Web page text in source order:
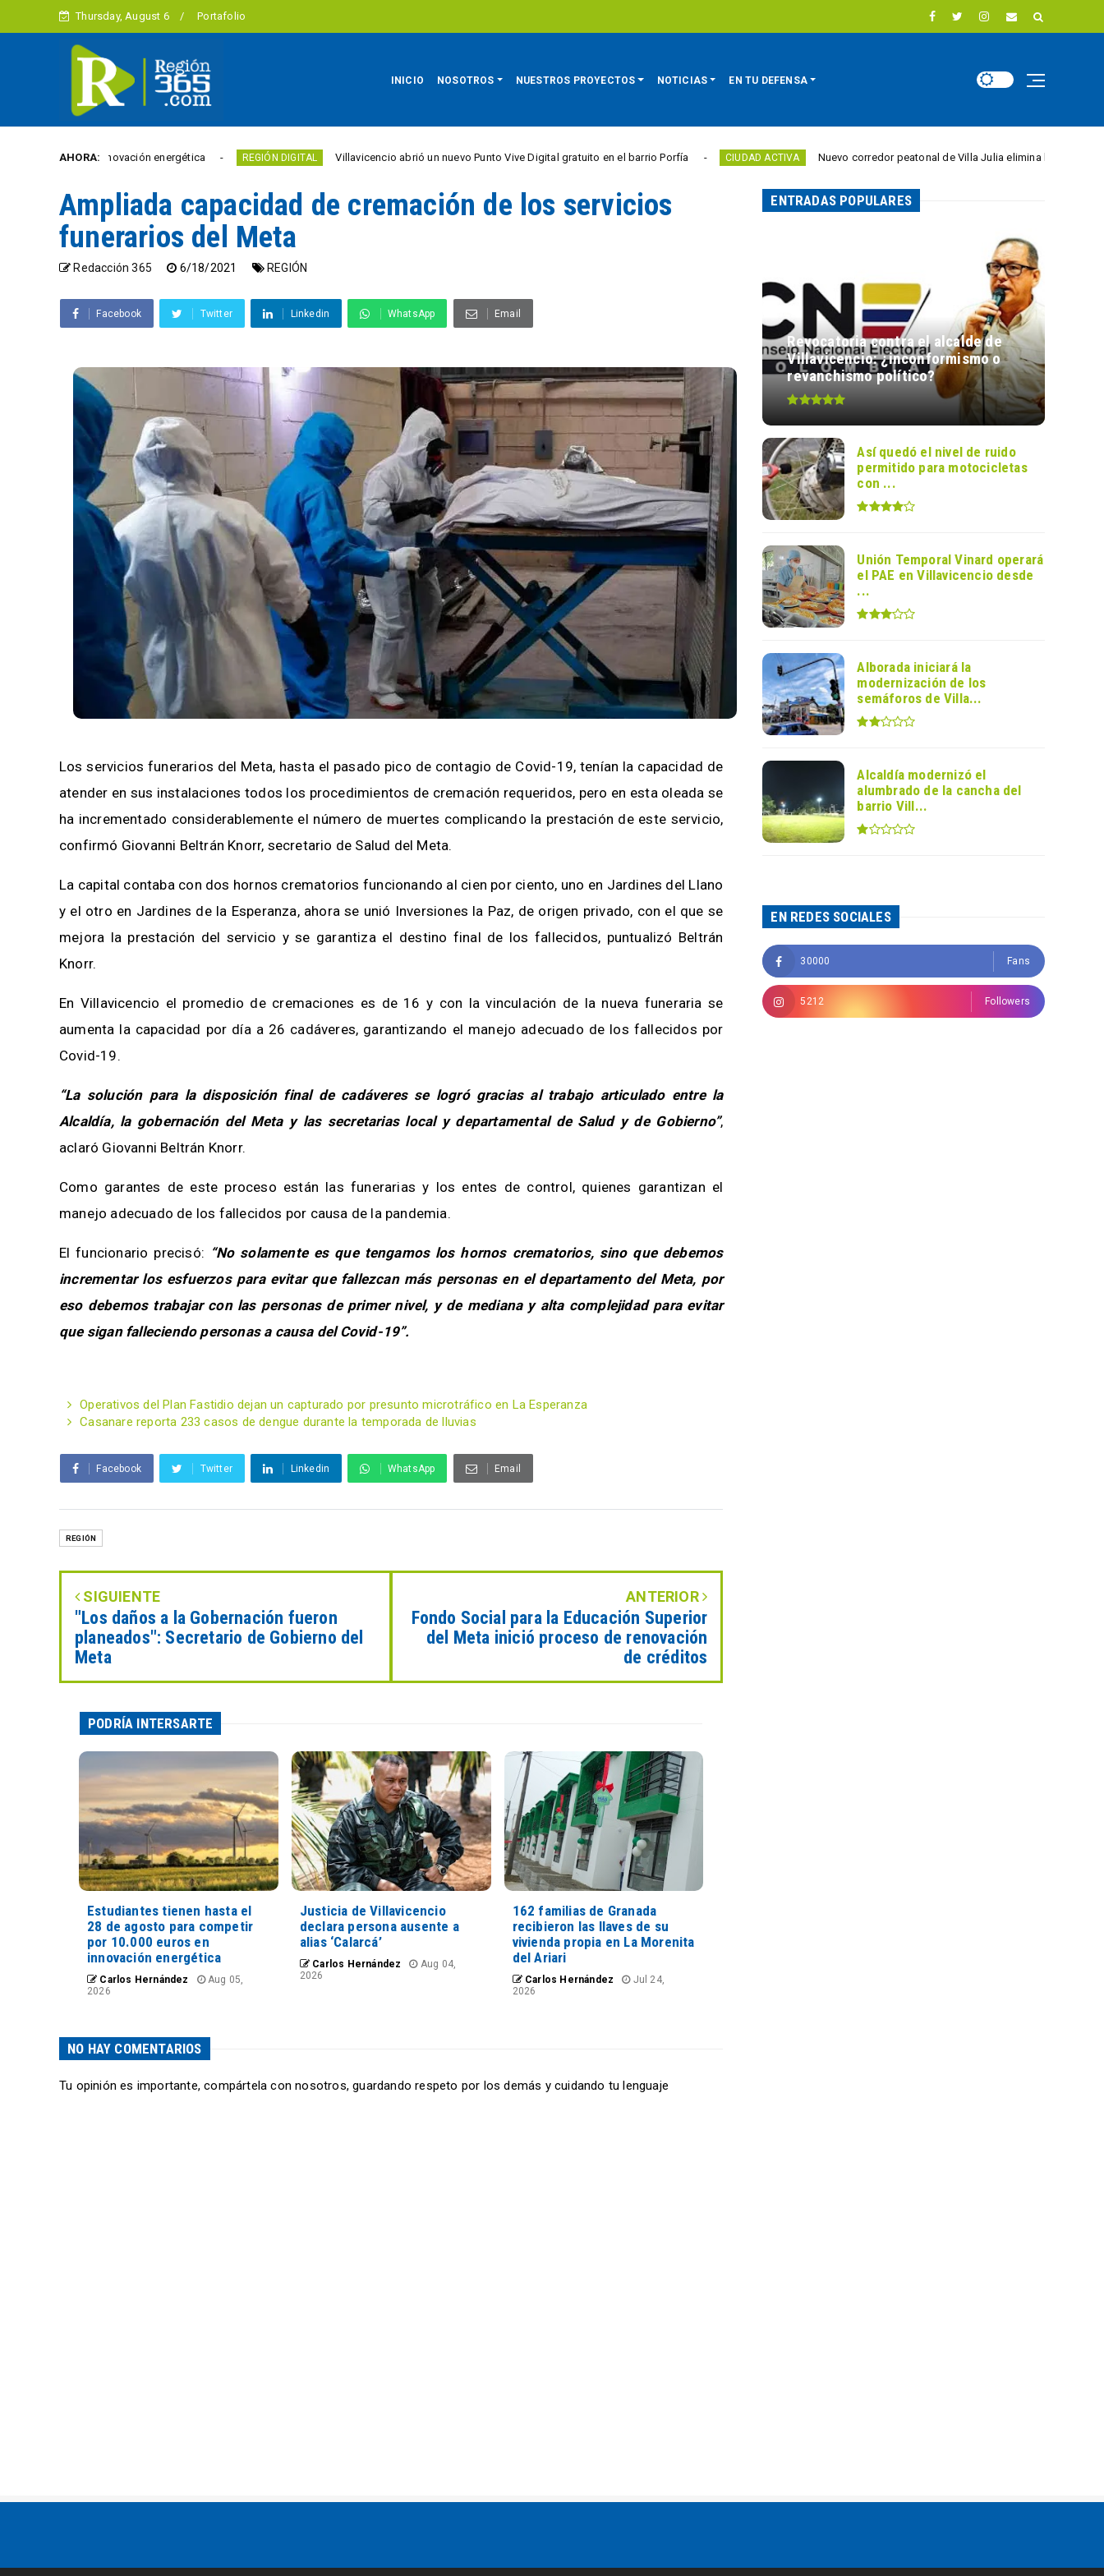
Thursday, August 6 Portafolio
INICIO NOSOTROS NUESTROS PROYECTOS NOTICIAS EN TU DEFENSA
AHORA:
en innovación energética REGIÓN DIGITAL Villavicencio abrió un nuevo Punto Vive Digital gratuito en el barrio Porfía CIUDAD ACTIVA Nuevo corredor peatonal de Villa Julia elimina barreras para personas
Ampliada capacidad de cremación de los servicios
funerarios del Meta
Redacción 365 6/18/2021 REGIÓN
Facebook Twitter Linkedin WhatsApp Email
Los servicios funerarios del Meta, hasta el pasado pico de contagio de Covid-19, tenían la capacidad de
atender en sus instalaciones todos los procedimientos de cremación requeridos, pero en esta oleada se
ha incrementado considerablemente el número de muertes complicando la prestación de este servicio,
confirmó Giovanni Beltrán Knorr, secretario de Salud del Meta.
La capital contaba con dos hornos crematorios funcionando al cien por ciento, uno en Jardines del Llano
y el otro en Jardines de la Esperanza, ahora se unió Inversiones la Paz, de origen privado, con el que se
mejora la prestación del servicio y se garantiza el destino final de los fallecidos, puntualizó Beltrán
Knorr.
En Villavicencio el promedio de cremaciones es de 16 y con la vinculación de la nueva funeraria se
aumenta la capacidad por día a 26 cadáveres, garantizando el manejo adecuado de los fallecidos por
Covid-19.
“La solución para la disposición final de cadáveres se logró gracias al trabajo articulado entre la
Alcaldía, la gobernación del Meta y las secretarias local y departamental de Salud y de Gobierno”,
aclaró Giovanni Beltrán Knorr.
Como garantes de este proceso están las funerarias y los entes de control, quienes garantizan el
manejo adecuado de los fallecidos por causa de la pandemia.
El funcionario precisó: “No solamente es que tengamos los hornos crematorios, sino que debemos
incrementar los esfuerzos para evitar que fallezcan más personas en el departamento del Meta, por
eso debemos trabajar con las personas de primer nivel, y de mediana y alta complejidad para evitar
que sigan falleciendo personas a causa del Covid-19”.
Operativos del Plan Fastidio dejan un capturado por presunto microtráfico en La Esperanza
Casanare reporta 233 casos de dengue durante la temporada de lluvias
Facebook Twitter Linkedin WhatsApp Email
REGIÓN
SIGUIENTE
"Los daños a la Gobernación fueron
planeados": Secretario de Gobierno del
Meta
ANTERIOR
Fondo Social para la Educación Superior
del Meta inició proceso de renovación
de créditos
PODRÍA INTERSARTE
Estudiantes tienen hasta el
28 de agosto para competir
por 10.000 euros en
innovación energética
Carlos Hernández
Aug 05,
2026
Justicia de Villavicencio
declara persona ausente a
alias ‘Calarcá’
Carlos Hernández
Aug 04,
2026
162 familias de Granada
recibieron las llaves de su
vivienda propia en La Morenita
del Ariari
Carlos Hernández
Jul 24,
2026
NO HAY COMENTARIOS
Tu opinión es importante, compártela con nosotros, guardando respeto por los demás y cuidando tu lenguaje
ENTRADAS POPULARES
Revocatoria contra el alcalde de
Villavicencio: ¿inconformismo o
revanchismo político?
Así quedó el nivel de ruido
permitido para motocicletas
con ...
Unión Temporal Vinard operará
el PAE en Villavicencio desde
...
Alborada iniciará la
modernización de los
semáforos de Villa...
Alcaldía modernizó el
alumbrado de la cancha del
barrio Vill...
EN REDES SOCIALES
30000 Fans
5212 Followers